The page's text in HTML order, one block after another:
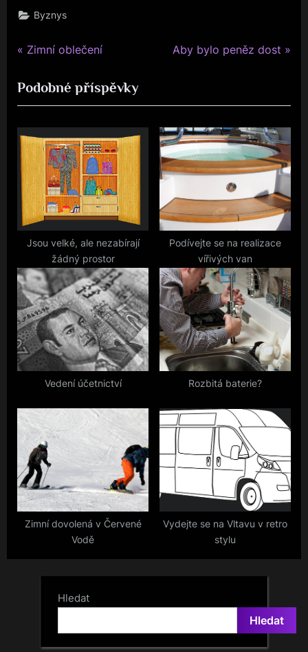
Byznys
Navigace
pro
příspěvek
P
e
v
i
o
u
s
P
o
s
:
Zimní oblečení
N
t
P
o
s
:
Aby bylo peněz dost
Podobné příspěvky
Jsou velké, ale nezabírají
žádný prostor
Podívejte se na realizace
vířivých van
Vedení účetnictví Rozbitá baterie?
Zimní dovolená v Červené
Vodě
Vydejte se na Vltavu v retro
stylu
Hledat
Hledat